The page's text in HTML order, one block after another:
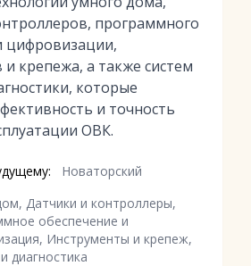
программного
цифровизации,
крепежа, а также систем
которые
и точность
ОВК.
Новаторский
Датчики и контроллеры,
обеспечение и
Инструменты и крепеж,
диагностика